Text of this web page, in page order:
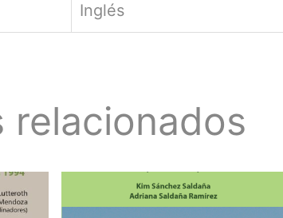
Inglés
relacionados